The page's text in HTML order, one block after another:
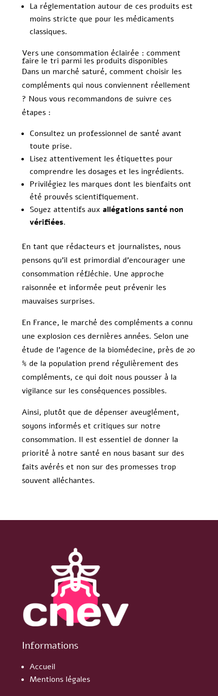
La réglementation autour de ces produits est
moins stricte que pour les médicaments
classiques.
Vers une consommation éclairée : comment
faire le tri parmi les produits disponibles
Dans un marché saturé, comment choisir les
compléments qui nous conviennent réellement
? Nous vous recommandons de suivre ces
étapes :
Consultez un professionnel de santé avant
toute prise.
Lisez attentivement les étiquettes pour
comprendre les dosages et les ingrédients.
Privilégiez les marques dont les bienfaits ont
été prouvés scientifiquement.
Soyez attentifs aux allégations santé non
vérifiées.
En tant que rédacteurs et journalistes, nous
pensons qu’il est primordial d’encourager une
consommation réfléchie. Une approche
raisonnée et informée peut prévenir les
mauvaises surprises.
En France, le marché des compléments a connu
une explosion ces dernières années. Selon une
étude de l’agence de la biomédecine, près de 20
% de la population prend régulièrement des
compléments, ce qui doit nous pousser à la
vigilance sur les conséquences possibles.
Ainsi, plutôt que de dépenser aveuglément,
soyons informés et critiques sur notre
consommation. Il est essentiel de donner la
priorité à notre santé en nous basant sur des
faits avérés et non sur des promesses trop
souvent alléchantes.
Informations
Accueil
Mentions légales